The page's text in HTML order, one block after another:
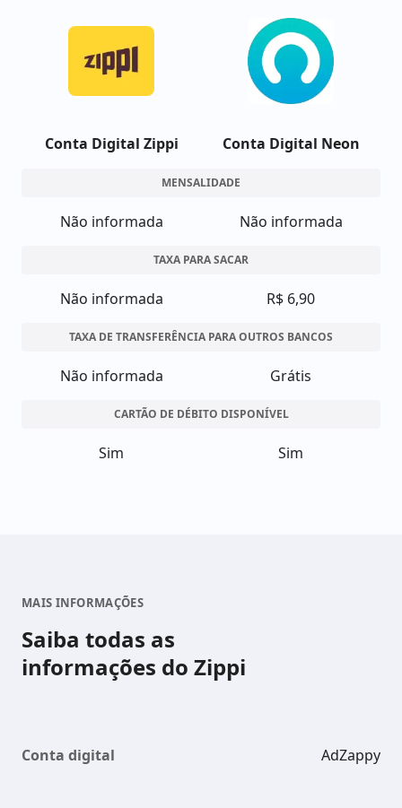
Conta Digital Zippi Conta Digital Neon
MENSALIDADE
Não informada Não informada
TAXA PARA SACAR
Não informada R$ 6,90
TAXA DE TRANSFERÊNCIA PARA OUTROS BANCOS
Não informada Grátis
CARTÃO DE DÉBITO DISPONÍVEL
Sim Sim
MAIS INFORMAÇÕES
Saiba todas as
informações do Zippi
Conta digital AdZappy